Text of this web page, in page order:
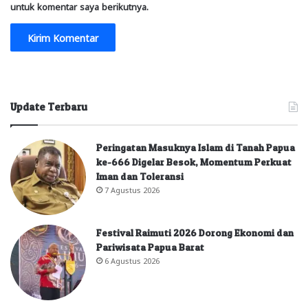
untuk komentar saya berikutnya.
Update Terbaru
Peringatan Masuknya Islam di Tanah Papua
ke-666 Digelar Besok, Momentum Perkuat
Iman dan Toleransi
7 Agustus 2026
Festival Raimuti 2026 Dorong Ekonomi dan
Pariwisata Papua Barat
6 Agustus 2026